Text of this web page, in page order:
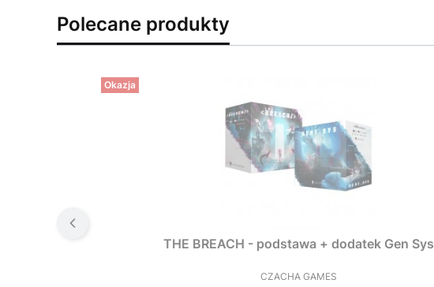
Polecane produkty
Okazja
THE BREACH - podstawa + dodatek Gen Sys
PRODUCENT
CZACHA GAMES